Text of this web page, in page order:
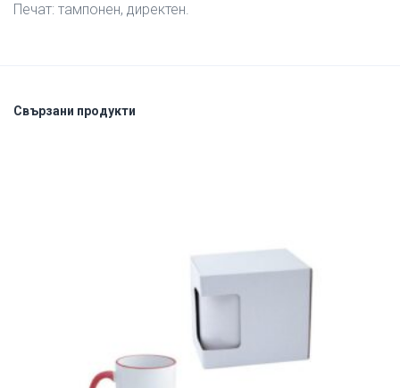
Печат: тампонен, директен.
Свързани продукти